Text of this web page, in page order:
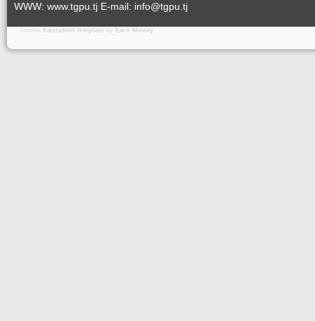
WWW: www.tgpu.tj E-mail: info@tgpu.tj
Joomla Education template by Earn Money.